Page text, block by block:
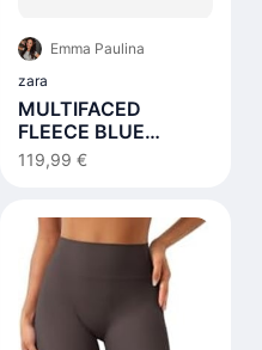
Emma Paulina
zara
MULTIFACED
FLEECE BLUE
NOTES
119,99 €